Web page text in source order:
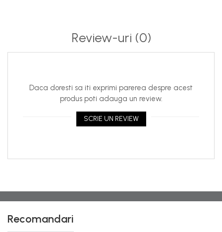
Review-uri (0)
Daca doresti sa iti exprimi parerea despre acest
produs poti adauga un review.
SCRIE UN REVIEW
Recomandari